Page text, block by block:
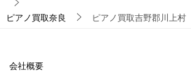
ピアノ買取奈良 ピアノ買取吉野郡川上村
会社概要